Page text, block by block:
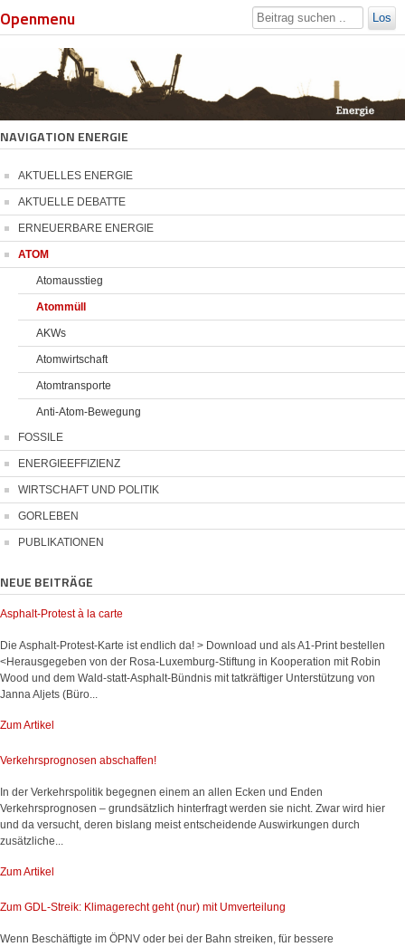
Openmenu Los
NAVIGATION ENERGIE
AKTUELLES ENERGIE
AKTUELLE DEBATTE
ERNEUERBARE ENERGIE
ATOM
Atomausstieg
Atommüll
AKWs
Atomwirtschaft
Atomtransporte
Anti-Atom-Bewegung
FOSSILE
ENERGIEEFFIZIENZ
WIRTSCHAFT UND POLITIK
GORLEBEN
PUBLIKATIONEN
NEUE BEITRÄGE
Asphalt-Protest à la carte
Die Asphalt-Protest-Karte ist endlich da! > Download und als A1-Print bestellen
<Herausgegeben von der Rosa-Luxemburg-Stiftung in Kooperation mit Robin
Wood und dem Wald-statt-Asphalt-Bündnis mit tatkräftiger Unterstützung von
Janna Aljets (Büro...
Zum Artikel
Verkehrsprognosen abschaffen!
In der Verkehrspolitik begegnen einem an allen Ecken und Enden
Verkehrsprognosen – grundsätzlich hinterfragt werden sie nicht. Zwar wird hier
und da versucht, deren bislang meist entscheidende Auswirkungen durch
zusätzliche...
Zum Artikel
Zum GDL-Streik: Klimagerecht geht (nur) mit Umverteilung
Wenn Beschäftigte im ÖPNV oder bei der Bahn streiken, für bessere